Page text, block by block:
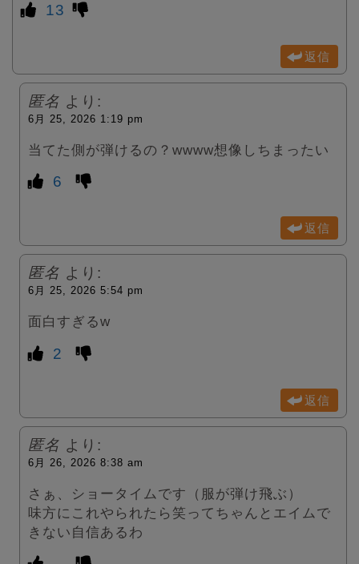
13
返信
匿名 より:
6月 25, 2026 1:19 pm
当てた側が弾けるの？wwww想像しちまったい
6
返信
匿名 より:
6月 25, 2026 5:54 pm
面白すぎるw
2
返信
匿名 より:
6月 26, 2026 8:38 am
さぁ、ショータイムです（服が弾け飛ぶ）
味方にこれやられたら笑ってちゃんとエイムで
きない自信あるわ